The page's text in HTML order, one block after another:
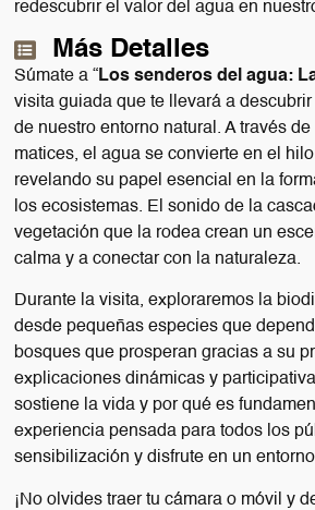
redescubrir el valor del agua en
Más Detalles
Súmate a “Los senderos del agua:
visita guiada que te llevará a
de nuestro entorno natural. A través
matices, el agua se convierte en el
revelando su papel esencial en la
los ecosistemas. El sonido de la
vegetación que la rodea crean un
calma y a conectar con la naturaleza.
Durante la visita, exploraremos la
desde pequeñas especies que
bosques que prosperan gracias a su
explicaciones dinámicas y
sostiene la vida y por qué es
experiencia pensada para todos los
sensibilización y disfrute en un
¡No olvides traer tu cámara o móvil y